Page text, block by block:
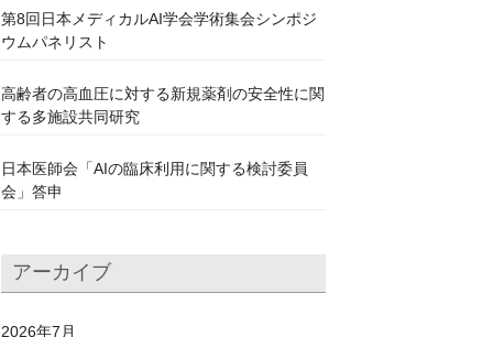
第8回日本メディカルAI学会学術集会シンポジ
ウムパネリスト
高齢者の高血圧に対する新規薬剤の安全性に関
する多施設共同研究
日本医師会「AIの臨床利用に関する検討委員
会」答申
アーカイブ
2026年7月